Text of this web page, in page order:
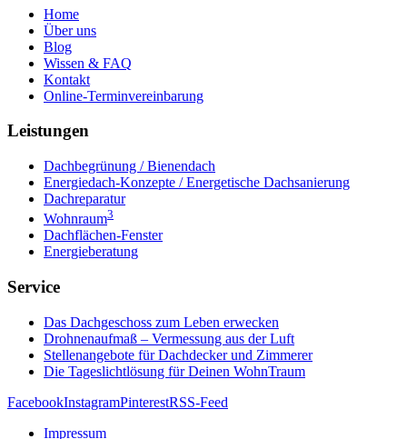
Home
Über uns
Blog
Wissen & FAQ
Kontakt
Online-Terminvereinbarung
Leistungen
Dachbegrünung / Bienendach
Energiedach-Konzepte / Energetische Dachsanierung
Dachreparatur
Wohnraum3
Dachflächen-Fenster
Energieberatung
Service
Das Dachgeschoss zum Leben erwecken
Drohnenaufmaß – Vermessung aus der Luft
Stellenangebote für Dachdecker und Zimmerer
Die Tageslichtlösung für Deinen WohnTraum
FacebookInstagramPinterestRSS-Feed
Impressum